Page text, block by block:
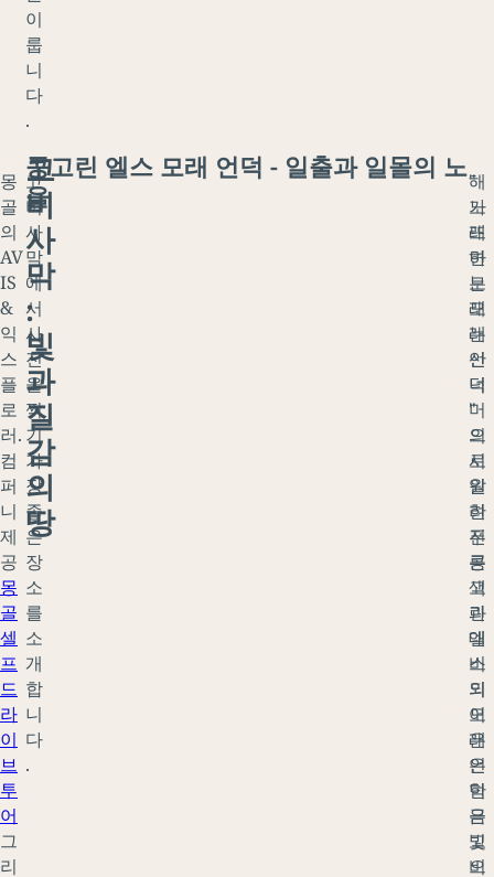
이
룹
니
다
.
몽
골
의
AV
IS
&
익
스
플
로
러.
컴
퍼
니
제
공
몽
골
셀
프
드
라
이
브
투
어
그
리
고
비
사
막
:
빛
과
질
감
의
땅
고
비
사
막
에
서
사
진
을
찍
기
가
장
좋
은
장
소
를
소
개
합
니
다
.
콩고린 엘스 모래 언덕 - 일출과 일몰의 노
을
"
노
래
하
는
모
래
언
덕
"
으
로
알
려
진
콩
고
린
엘
스
의
모
래
언
덕
은
고
비
해
가
뜨
면
모
래
는
산
너
머
의
시
원
한
푸
른
색
과
대
비
되
어
은
은
한
금
빛
으